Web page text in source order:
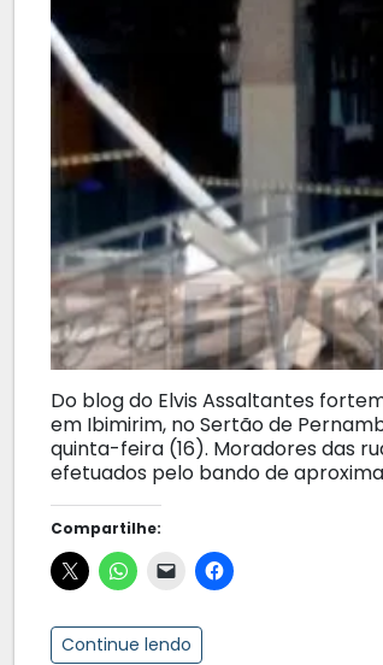
Do blog do Elvis Assaltantes
em Ibimirim, no Sertão de
quinta-feira (16). Moradores das
efetuados pelo bando de
Compartilhe:
Continue lendo